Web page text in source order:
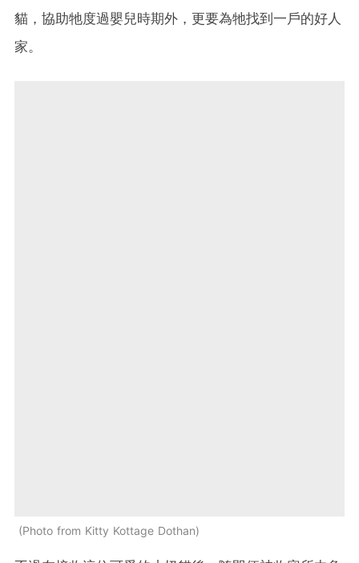
貓，協助牠度過嬰兒時期外，更要為牠找到一戶的好人
家。
Photo from Kitty Kottage Dothan